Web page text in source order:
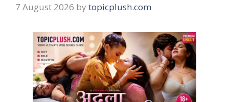
7 August 2026 by topicplush.com